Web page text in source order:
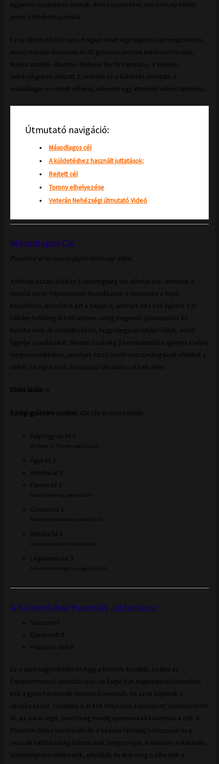
egyenes vonalakban vannak, éles kanyarokkal, ami komoly előnyt
jelent a Rockets számára.
Ez az útmutató kitér arra, hogyan lehet egy teljes házat megszerezni,
amely minden éremmel és 20 győzelmi ponttal tökéletes forduló,
Manila szintjén. iBomber Defense Pacific kampány, a Veterán
nehézségeken játszott. Ezenkívül ez a küldetés útmutató a
másodlagos és rejtett célokat, valamint egy áttekintő videót tartalmaz.
Útmutató navigáció:
Másodlagos cél
A küldetéshez használt juttatások:
Rejtett cél
Torony elhelyezése
Veterán Nehézségi útmutató Videó
Másodlagos Cél
Pusztítsd el az összes japán tüzérségi állást.
A térkép északi oldalán 5 tüzéregység van elhelyezve, amelyek a
misszió során folyamatosan lövöldöznek a tornyaidra a folyó
közelében, beleértve azt a helyet is, amelyre AA-t kell építeni. Ezt
néhány hullámig át kell viselnie, amíg elegendő pénzeszköz és
bomba nem áll rendelkezésre, hogy megszabaduljon tőlük, ezért
figyelje a javításokat. Minden tüzérség 3 bombabeütést igényel a teljes
megsemmisítéshez, amelyek közül kettő valószínűleg kissé eltérhet a
céltól, ha egy közeli, besurranó támadót is el kell ütnie.
Ellátó ládák: 5
Eddigi győzelmi pontok: 420 (20 el nem költött)
Gépfegyver lvl 3
X2 Power vs Flamed specializáció
Ágyú lvl 3
Bomba lvl 3
Flamer lvl 3
Lassabb ellenség specializáció.
Comms lvl 3
Fokozott érdeklődési specializáció
Rakéta lvl 3
Gyorsabb rakéták szakosodása
Légellenes lvl 3
A kommok elősegítik a specializációt
A Küldetéshez Használt Juttatások:
Sasszem II
Elárasztott II
Phantom Strike
Ez a szint nagymértékben függ a tornyok ásásától, ezáltal az
Entrenchment jó választás lesz. Az Eagle Eye segítségével biztosítani
kell a gyors harckocsik nyomon követését, ha azok túljutnak a
védekezésén. Továbbra is át kell helyeznie a tűzíveket; azonban hidd
el, ez sokat segít, mivel még mindig nyomon kell követniük a célt. A
Phantom Strike kombinálódik a beásási távolság bónuszával és a
vesszők hatótávolsági bónuszával, hogy tornyai, különösen a Rakéták,
szélsőségesen elérhessék, eltalálják és akár meg is ölhessék a